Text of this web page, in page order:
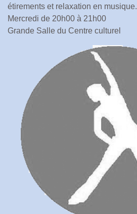
étirements et relaxation en musique.
Mercredi de 20h00 à 21h00
Grande Salle du Centre culturel